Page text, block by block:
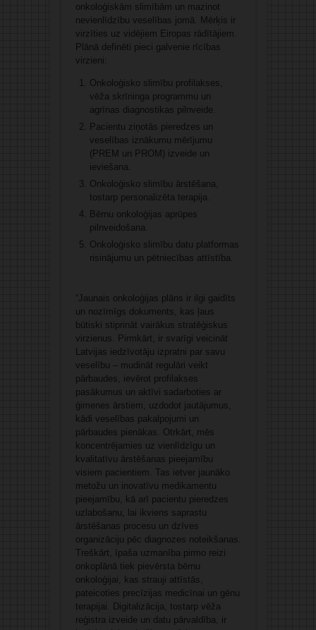
onkoloģiskām slimībām un mazinot
nevienlīdzību veselības jomā. Mērķis ir
virzīties uz vidējiem Eiropas rādītājiem.
Plānā definēti pieci galvenie rīcības
virzieni:
Onkoloģisko slimību profilakses,
vēža skrīninga programmu un
agrīnas diagnostikas pilnveide.
Pacientu ziņotās pieredzes un
veselības iznākumu mērījumu
(PREM un PROM) izveide un
ieviešana.
Onkoloģisko slimību ārstēšana,
tostarp personalizēta terapija.
Bērnu onkoloģijas aprūpes
pilnveidošana.
Onkoloģisko slimību datu platformas
risinājumu un pētniecības attīstība.
“Jaunais onkoloģijas plāns ir ilgi gaidīts
un nozīmīgs dokuments, kas ļaus
būtiski stiprināt vairākus stratēģiskus
virzienus. Pirmkārt, ir svarīgi veicināt
Latvijas iedzīvotāju izpratni par savu
veselību – mudināt regulāri veikt
pārbaudes, ievērot profilakses
pasākumus un aktīvi sadarboties ar
ģimenes ārstiem, uzdodot jautājumus,
kādi veselības pakalpojumi un
pārbaudes pienākas. Otrkārt, mēs
koncentrējamies uz vienlīdzīgu un
kvalitatīvu ārstēšanas pieejamību
visiem pacientiem. Tas ietver jaunāko
metožu un inovatīvu medikamentu
pieejamību, kā arī pacientu pieredzes
uzlabošanu, lai ikviens saprastu
ārstēšanas procesu un dzīves
organizāciju pēc diagnozes noteikšanas.
Treškārt, īpaša uzmanība pirmo reizi
onkoplānā tiek pievērsta bērnu
onkoloģijai, kas strauji attīstās,
pateicoties precīzijas medicīnai un gēnu
terapijai. Digitalizācija, tostarp vēža
reģistra izveide un datu pārvaldība, ir